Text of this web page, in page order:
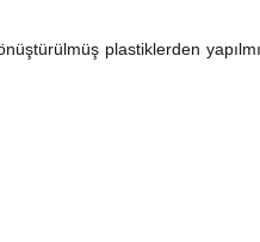
plastiklerden